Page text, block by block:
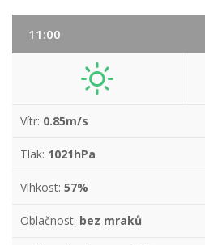
11:00
Vítr: 0.85m/s
Tlak: 1021hPa
Vlhkost: 57%
Oblačnost: bez mraků